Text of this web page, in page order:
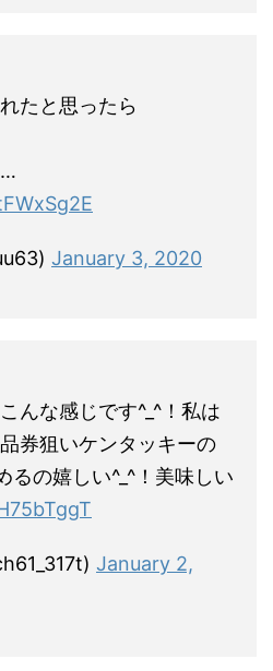
たと思ったら
…
January 3, 2020
んな感じです^_^！私は
券狙いケンタッキーの
るの嬉しい^_^！美味しい
January 2,